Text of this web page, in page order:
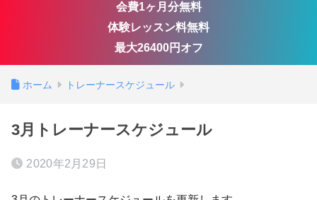
会費1ヶ月分無料
体験レッスン料無料
最大26400円オフ
ホーム トレーナースケジュール
3月トレーナースケジュール
2020年2月29日